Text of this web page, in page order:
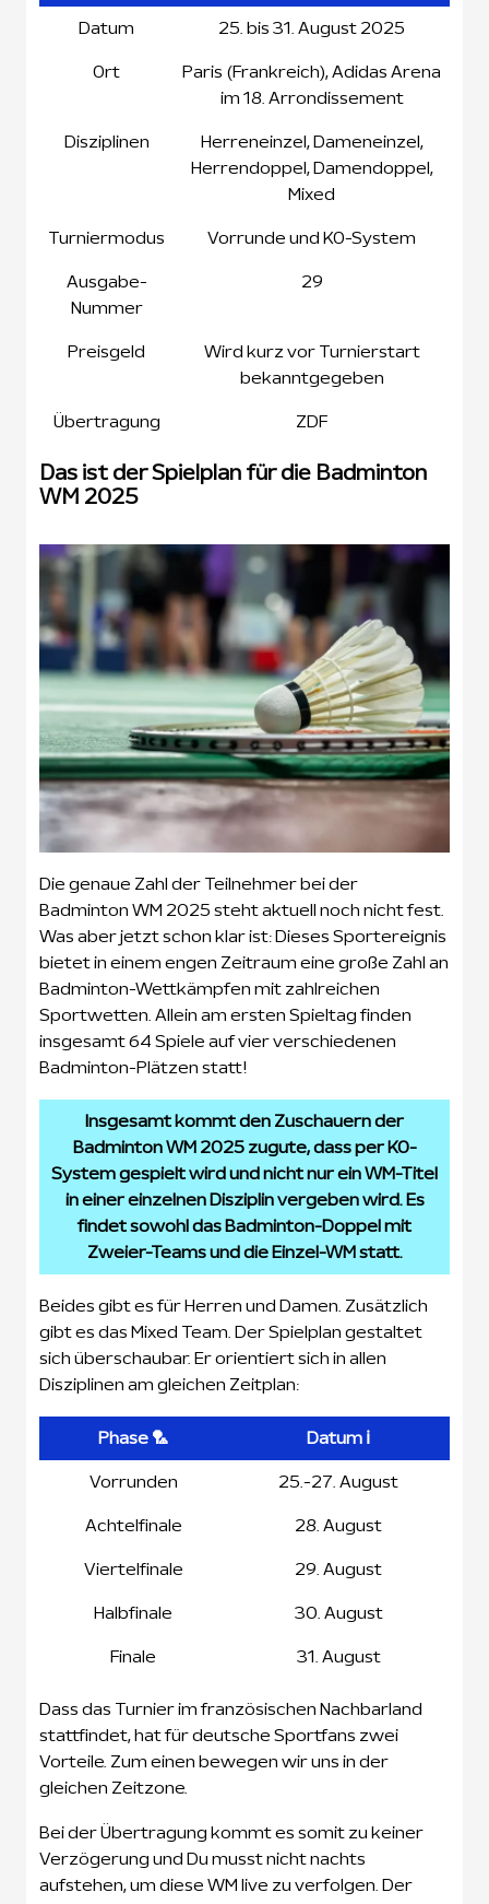
Datum 25. bis 31. August 2025
Ort
Paris (Frankreich), Adidas Arena
im 18. Arrondissement
Disziplinen
Herreneinzel, Dameneinzel,
Herrendoppel, Damendoppel,
Mixed
Turniermodus Vorrunde und KO-System
Ausgabe-
Nummer
29
Preisgeld
Wird kurz vor Turnierstart
bekanntgegeben
Übertragung ZDF
Das ist der Spielplan für die Badminton
WM 2025
Die genaue Zahl der Teilnehmer bei der
Badminton WM 2025 steht aktuell noch nicht fest.
Was aber jetzt schon klar ist: Dieses Sportereignis
bietet in einem engen Zeitraum eine große Zahl an
Badminton-Wettkämpfen mit zahlreichen
Sportwetten. Allein am ersten Spieltag finden
insgesamt 64 Spiele auf vier verschiedenen
Badminton-Plätzen statt!
Insgesamt kommt den Zuschauern der
Badminton WM 2025 zugute, dass per KO-
System gespielt wird und nicht nur ein WM-Titel
in einer einzelnen Disziplin vergeben wird. Es
findet sowohl das Badminton-Doppel mit
Zweier-Teams und die Einzel-WM statt.
Beides gibt es für Herren und Damen. Zusätzlich
gibt es das Mixed Team. Der Spielplan gestaltet
sich überschaubar. Er orientiert sich in allen
Disziplinen am gleichen Zeitplan:
Phase 🏸 Datum ℹ️
Vorrunden 25.-27. August
Achtelfinale 28. August
Viertelfinale 29. August
Halbfinale 30. August
Finale 31. August
Dass das Turnier im französischen Nachbarland
stattfindet, hat für deutsche Sportfans zwei
Vorteile. Zum einen bewegen wir uns in der
gleichen Zeitzone.
Bei der Übertragung kommt es somit zu keiner
Verzögerung und Du musst nicht nachts
aufstehen, um diese WM live zu verfolgen. Der